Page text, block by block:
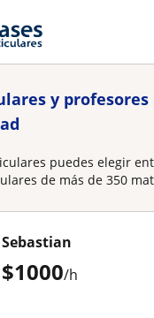
y
puedes elegir
de más de 350
$1000/h
Sebastian